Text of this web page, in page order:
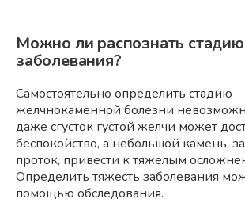
Можно ли распознать стадию
заболевания?
Самостоятельно определить стадию
желчнокаменной болезни
даже сгусток густой желчи может
беспокойство, а небольшой камень,
проток, привести к тяжелым
Определить тяжесть заболевания
помощью обследования.